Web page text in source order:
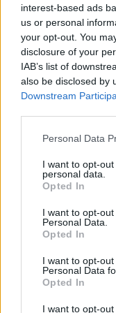
interest-based ads
us or personal
your opt-out. You
disclosure of your
IAB’s list of
also be disclosed by
Downstream
Please note that
not limited to your
grant or deny
use your data for
consent section.
Personal Data
I want to opt-
personal data.
Opted In
I want to opt-
Personal Data.
Opted In
I want to opt-
Personal Data
Opted In
I want to opt-out
I quartieri esterni di Pest
medi degli appartamenti
a 1 milione di HUF al
più costoso con 1,26
è stato il più economico
Complessivamente, i
impressionante aumento
appena il 2 percento nel
Dove i prezzi sono
ancora più drammatici. I
milioni di HUF al metro
cemento armato
Distretto XI è stato l’area
costosa, con 1,28 milioni
Distretto XIII.